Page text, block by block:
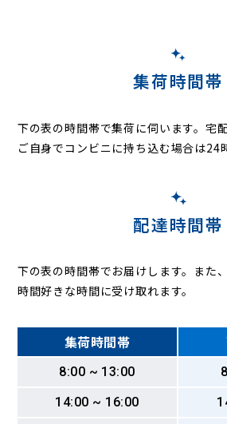
集荷時間帯
下の表の時間帯で集荷に伺います。宅
ご自身でコンビニに持ち込む場合は24
配達時間帯
下の表の時間帯でお届けします。また
時間好きな時間に受け取れます。
集荷時間帯
8:00 ~ 13:00
14:00 ~ 16:00